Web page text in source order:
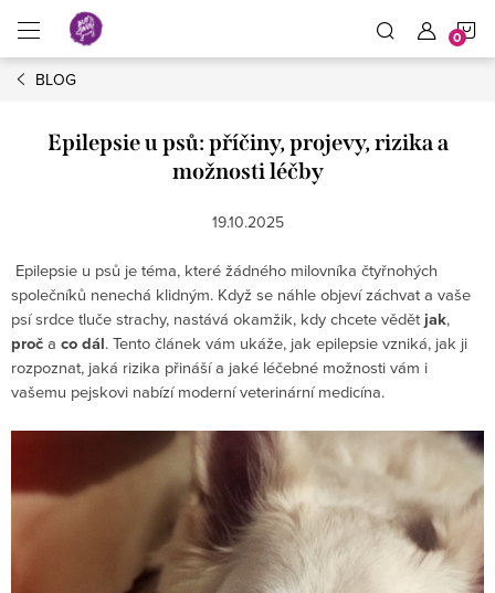
obsah
BLOG
Epilepsie u psů: příčiny, projevy, rizika a
možnosti léčby
19.10.2025
Epilepsie u psů je téma, které žádného milovníka čtyřnohých
společníků nenechá klidným. Když se náhle objeví záchvat a vaše
psí srdce tluče strachy, nastává okamžik, kdy chcete vědětjak,
proča co dál. Tento článek vám ukáže, jak epilepsie vzniká, jak ji
rozpoznat, jaká rizika přináší a jaké léčebné možnosti vám i
vašemu pejskovi nabízí moderní veterinární medicína.